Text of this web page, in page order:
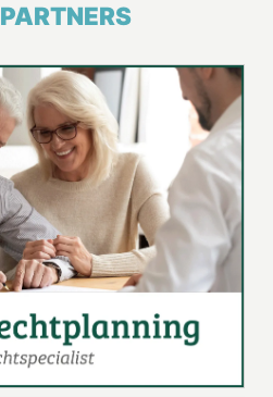
PARTNERS